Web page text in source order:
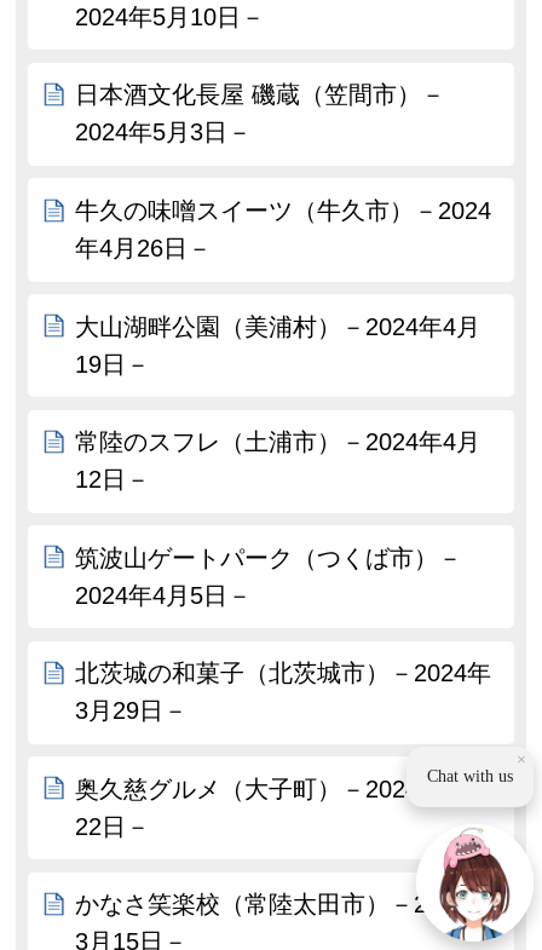
2024年5月10日－
日本酒文化長屋 磯蔵（笠間市）－
2024年5月3日－
牛久の味噌スイーツ（牛久市）－2024
年4月26日－
大山湖畔公園（美浦村）－2024年4月
19日－
常陸のスフレ（土浦市）－2024年4月
12日－
筑波山ゲートパーク（つくば市）－
2024年4月5日－
北茨城の和菓子（北茨城市）－2024年
3月29日－
奥久慈グルメ（大子町）－2024年3月
22日－
かなさ笑楽校（常陸太田市）－2024年
3月15日－
×
Chat with us